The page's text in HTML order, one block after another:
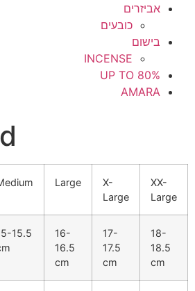
אביזרים
כובעים
בישום
INCENSE
UP TO 80%
AMARA
Large
X-
Large
XX-
Large
15.5
16-
16.5
cm
17-
17.5
cm
18-
18.5
cm